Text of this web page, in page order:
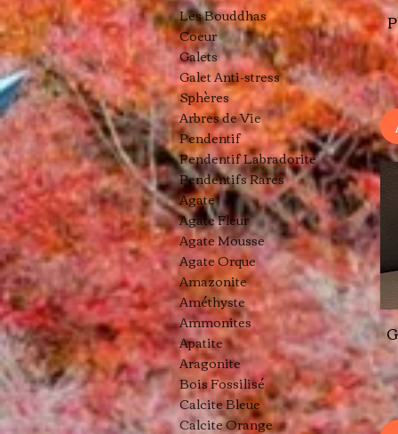
Les Bouddhas
Coeur
Galets
Galet Anti-stress
Sphères
Arbres de Vie
Pendentif
Pendentif Labradorite
Pendentifs Rares
Agate
Agate Fleur
Agate Mousse
Agate Orque
Amazonite
Améthyste
Ammonites
Apatite
Aragonite
Bois Fossilisé
Calcite Bleue
Calcite Orange